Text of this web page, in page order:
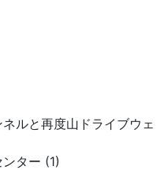
ルと再度山ドライブウェ
ター (1)